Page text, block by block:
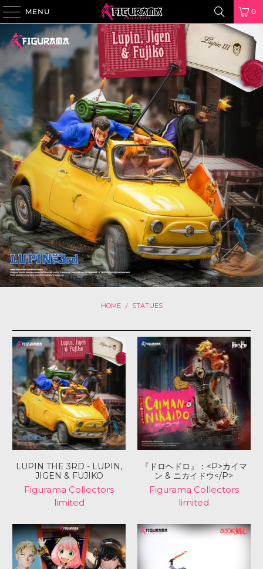
MENU 0
HOME / STATUES
LUPIN THE 3RD - LUPIN,
JIGEN & FUJIKO
Figurama Collectors
limited
『ドロヘドロ』：<P>カイマ
ン & ニカイドウ</P>
Figurama Collectors
limited